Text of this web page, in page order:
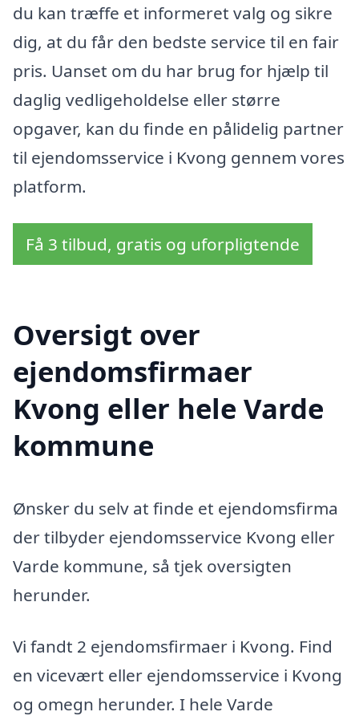
du kan træffe et informeret valg og sikre
dig, at du får den bedste service til en fair
pris. Uanset om du har brug for hjælp til
daglig vedligeholdelse eller større
opgaver, kan du finde en pålidelig partner
til ejendomsservice i Kvong gennem vores
platform.
Få 3 tilbud, gratis og uforpligtende
Oversigt over
ejendomsfirmaer
Kvong eller hele Varde
kommune
Ønsker du selv at finde et ejendomsfirma
der tilbyder ejendomsservice Kvong eller
Varde kommune, så tjek oversigten
herunder.
Vi fandt 2 ejendomsfirmaer i Kvong. Find
en vicevært eller ejendomsservice i Kvong
og omegn herunder. I hele Varde